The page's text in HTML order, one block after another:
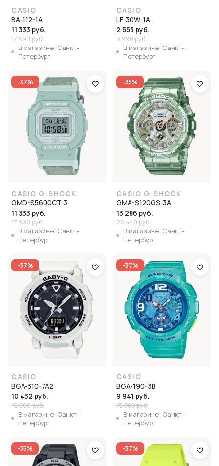
CASIO
BA-112-1A
11 333 руб.
17 990 руб.
В магазине: Санкт-
Петербург
CASIO
LF-30W-1A
2 553 руб.
3 990 руб.
В магазине: Санкт-
Петербург
-37%
CASIO G-SHOCK
GMD-S5600CT-3
11 333 руб.
17 990 руб.
В магазине: Санкт-
Петербург
-35%
CASIO G-SHOCK
GMA-S120GS-3A
13 286 руб.
20 440 руб.
В магазине: Санкт-
Петербург
-37%
CASIO
BGA-310-7A2
10 432 руб.
16 560 руб.
В магазине: Санкт-
Петербург
-37%
CASIO
BGA-190-3B
9 941 руб.
15 780 руб.
В магазине: Санкт-
Петербург
-35% -37%